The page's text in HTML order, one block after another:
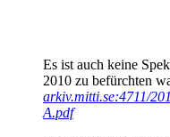
Es ist auch keine
2010 zu befürchten
arkiv.mitti.se:4711/
A.pdf